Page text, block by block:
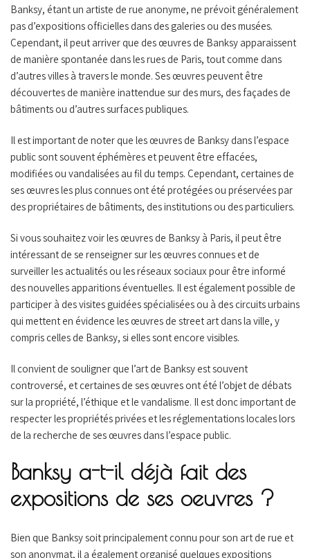
Banksy, étant un artiste de rue anonyme, ne prévoit généralement
pas d’expositions officielles dans des galeries ou des musées.
Cependant, il peut arriver que des œuvres de Banksy apparaissent
de manière spontanée dans les rues de Paris, tout comme dans
d’autres villes à travers le monde. Ses œuvres peuvent être
découvertes de manière inattendue sur des murs, des façades de
bâtiments ou d’autres surfaces publiques.
Il est important de noter que les œuvres de Banksy dans l’espace
public sont souvent éphémères et peuvent être effacées,
modifiées ou vandalisées au fil du temps. Cependant, certaines de
ses œuvres les plus connues ont été protégées ou préservées par
des propriétaires de bâtiments, des institutions ou des particuliers.
Si vous souhaitez voir les œuvres de Banksy à Paris, il peut être
intéressant de se renseigner sur les œuvres connues et de
surveiller les actualités ou les réseaux sociaux pour être informé
des nouvelles apparitions éventuelles. Il est également possible de
participer à des visites guidées spécialisées ou à des circuits urbains
qui mettent en évidence les œuvres de street art dans la ville, y
compris celles de Banksy, si elles sont encore visibles.
Il convient de souligner que l’art de Banksy est souvent
controversé, et certaines de ses œuvres ont été l’objet de débats
sur la propriété, l’éthique et le vandalisme. Il est donc important de
respecter les propriétés privées et les réglementations locales lors
de la recherche de ses œuvres dans l’espace public.
Banksy a-t-il déjà fait des
expositions de ses oeuvres ?
Bien que Banksy soit principalement connu pour son art de rue et
son anonymat, il a également organisé quelques expositions